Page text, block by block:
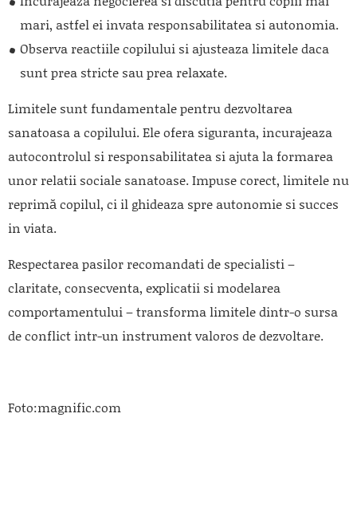
mari, astfel ei invata responsabilitatea si autonomia.
Observa reactiile copilului si ajusteaza limitele daca
sunt prea stricte sau prea relaxate.
Limitele sunt fundamentale pentru dezvoltarea
sanatoasa a copilului. Ele ofera siguranta, incurajeaza
autocontrolul si responsabilitatea si ajuta la formarea
unor relatii sociale sanatoase. Impuse corect, limitele nu
reprimă copilul, ci il ghideaza spre autonomie si succes
in viata.
Respectarea pasilor recomandati de specialisti –
claritate, consecventa, explicatii si modelarea
comportamentului – transforma limitele dintr-o sursa
de conflict intr-un instrument valoros de dezvoltare.
Foto:magnific.com